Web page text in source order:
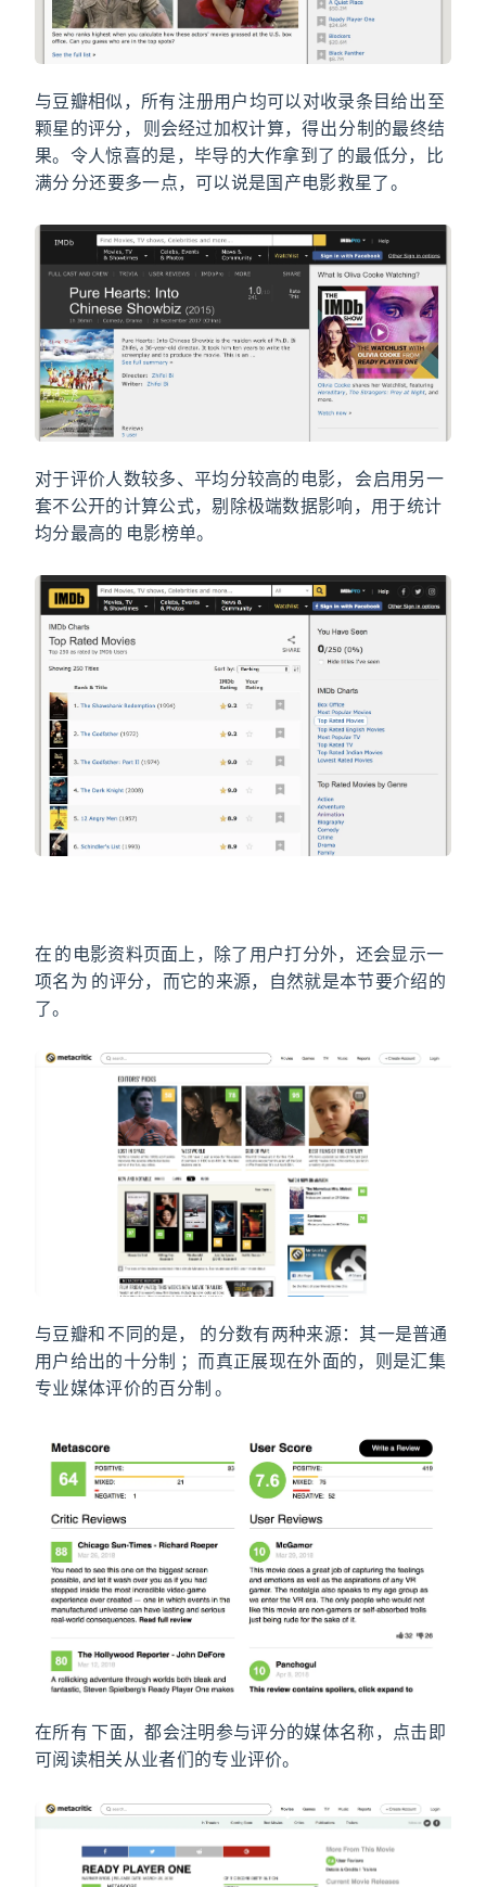
与豆瓣相似，所有 IMDb 注册用户均可以对收录条目给出 1 至 10
颗星的评分，IMDb 则会经过加权计算，得出 10 分制的最终结
果。令人惊喜的是，毕导的大作拿到了 1.0 的最低分，比
满分 10 分还要多一点，可以说是国产电影救星了。
对于评价人数较多、平均分较高的电影，IMDb 会启用另一
套不公开的计算公式，剔除极端数据影响，用于统计
均分最高的 电影榜单。
在 IMDb 的电影资料页面上，除了用户打分外，还会显示一
项名为 Metascore 的评分，而它的来源，自然就是本节要介绍的
了。
与豆瓣和 IMDb 不同的是，Metacritic 的分数有两种来源：其一是普通
用户给出的十分制 User Score；而真正展现在外面的，则是汇集
专业媒体评价的百分制 Metascore。
在所有 Metascore 下面，都会注明参与评分的媒体名称，点击即
可阅读相关从业者们的专业评价。